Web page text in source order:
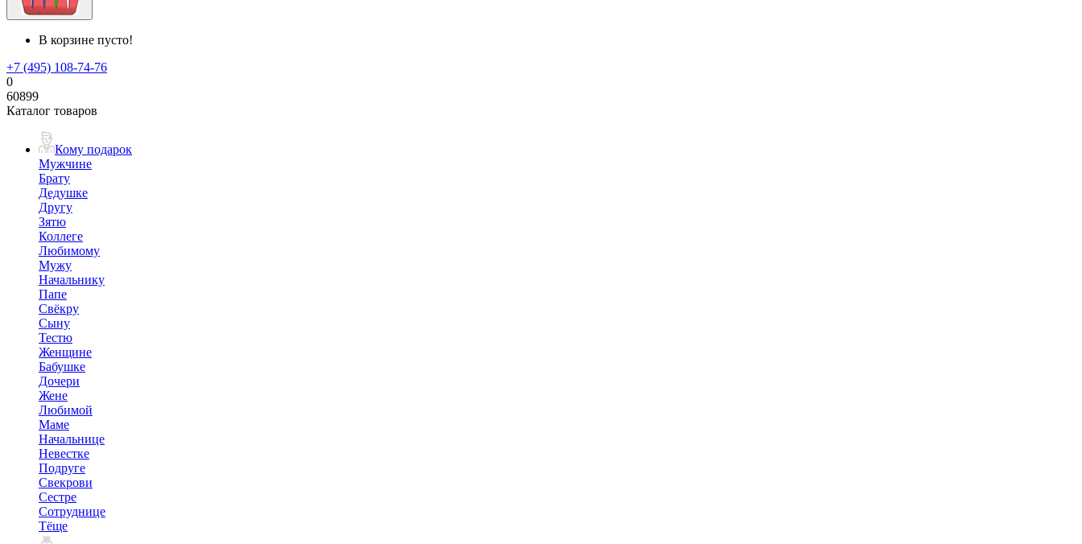
В корзине пусто!
+7 (495) 108-74-76
0
60899
Каталог товаров
Кому подарок
Мужчине
Брату
Дедушке
Другу
Зятю
Коллеге
Любимому
Мужу
Начальнику
Папе
Свёкру
Сыну
Тестю
Женщине
Бабушке
Дочери
Жене
Любимой
Маме
Начальнице
Невестке
Подруге
Свекрови
Сестре
Сотруднице
Тёще